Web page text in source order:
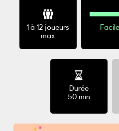
1 à 12 joueurs
max
Facile
Durée
50 min